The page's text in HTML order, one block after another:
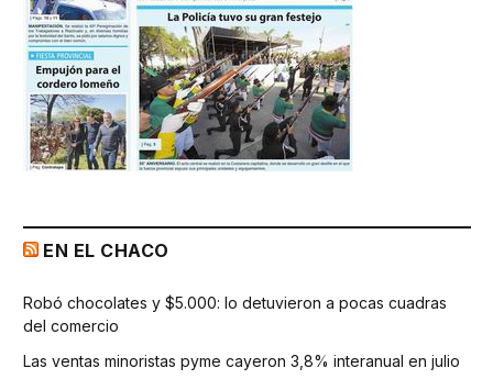
EN EL CHACO
Robó chocolates y $5.000: lo detuvieron a pocas cuadras
del comercio
Las ventas minoristas pyme cayeron 3,8% interanual en julio